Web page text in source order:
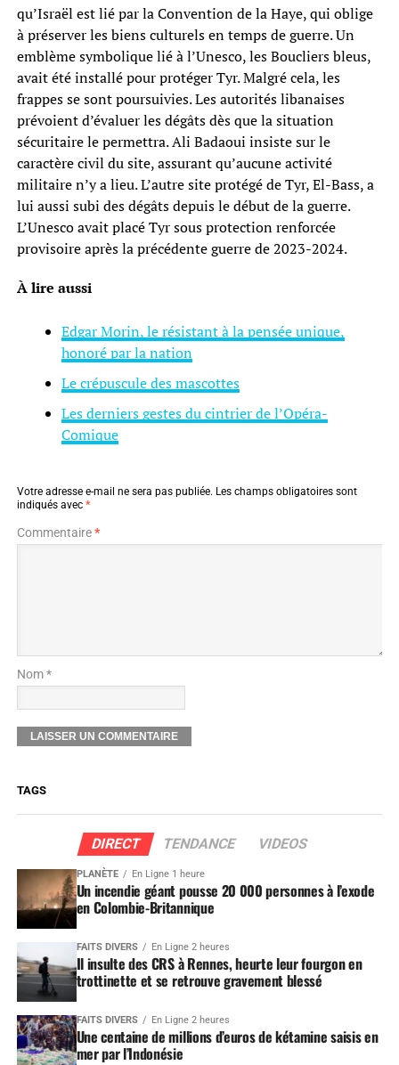
qu’Israël est lié par la Convention de la Haye, qui oblige
à préserver les biens culturels en temps de guerre. Un
emblème symbolique lié à l’Unesco, les Boucliers bleus,
avait été installé pour protéger Tyr. Malgré cela, les
frappes se sont poursuivies. Les autorités libanaises
prévoient d’évaluer les dégâts dès que la situation
sécuritaire le permettra. Ali Badaoui insiste sur le
caractère civil du site, assurant qu’aucune activité
militaire n’y a lieu. L’autre site protégé de Tyr, El-Bass, a
lui aussi subi des dégâts depuis le début de la guerre.
L’Unesco avait placé Tyr sous protection renforcée
provisoire après la précédente guerre de 2023-2024.
À lire aussi
Edgar Morin, le résistant à la pensée unique,
honoré par la nation
Le crépuscule des mascottes
Les derniers gestes du cintrier de l’Opéra-
Comique
Votre adresse e-mail ne sera pas publiée. Les champs obligatoires sont
indiqués avec *
Commentaire*
Nom *
TAGS
DIRECT TENDANCE VIDEOS
PLANÈTE En Ligne 1 heure
Un incendie géant pousse 20 000 personnes à l’exode
en Colombie-Britannique
FAITS DIVERS En Ligne 2 heures
Il insulte des CRS à Rennes, heurte leur fourgon en
trottinette et se retrouve gravement blessé
FAITS DIVERS En Ligne 2 heures
Une centaine de millions d’euros de kétamine saisis en
mer par l’Indonésie